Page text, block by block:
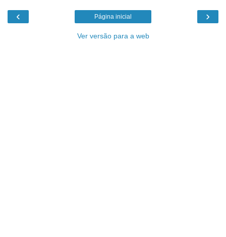
‹ ›
Página inicial
Ver versão para a web